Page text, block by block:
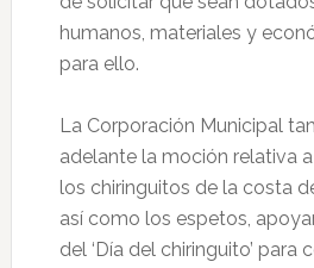
humanos, materiales y
para ello.
La Corporación Municipal
adelante la moción relativa
los chiringuitos de la costa
así como los espetos,
del ‘Día del chiringuito’ para